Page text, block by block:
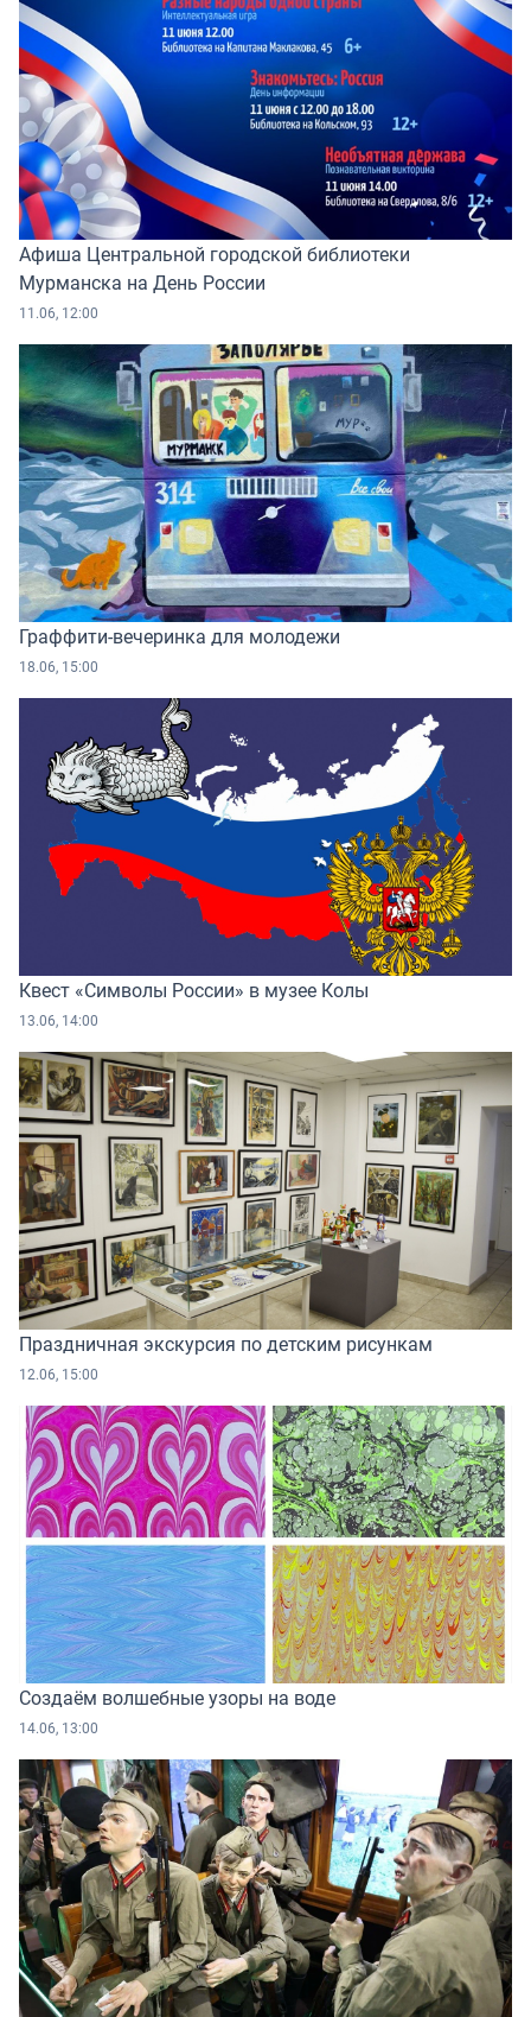
Афиша Центральной городской библиотеки
Мурманска на День России
11.06, 12:00
Граффити-вечеринка для молодежи
18.06, 15:00
Квест «Символы России» в музее Колы
13.06, 14:00
Праздничная экскурсия по детским рисункам
12.06, 15:00
Создаём волшебные узоры на воде
14.06, 13:00